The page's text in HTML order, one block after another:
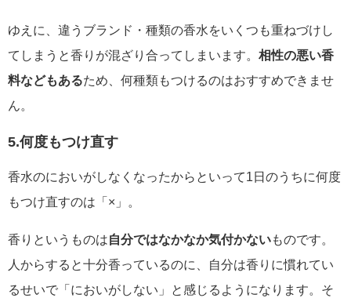
ゆえに、違うブランド・種類の香水をいくつも重ねづけし
てしまうと香りが混ざり合ってしまいます。 相性の悪い香
料などもあるため、何種類もつけるのはおすすめできませ
ん。
5.何度もつけ直す
香水のにおいがしなくなったからといって1日のうちに何度
もつけ直すのは「×」。
香りというものは自分ではなかなか気付かないものです。
人からすると十分香っているのに、自分は香りに慣れてい
るせいで「においがしない」と感じるようになります。そ